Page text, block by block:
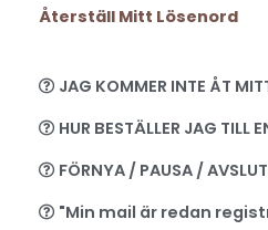
Återställ Mitt Lösenord
JAG KOMMER INTE ÅT
HUR BESTÄLLER JAG TILL
FÖRNYA / PAUSA /
"Min mail är redan